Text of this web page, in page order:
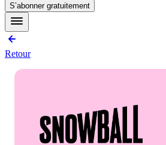
S’abonner gratuitement
Retour